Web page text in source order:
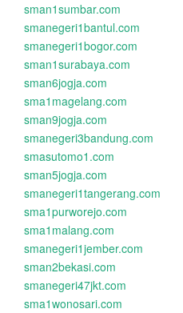
sman1sumbar.com
smanegeri1bantul.com
smanegeri1bogor.com
sman1surabaya.com
sman6jogja.com
sma1magelang.com
sman9jogja.com
smanegeri3bandung.com
smasutomo1.com
sman5jogja.com
smanegeri1tangerang.com
sma1purworejo.com
sma1malang.com
smanegeri1jember.com
sman2bekasi.com
smanegeri47jkt.com
sma1wonosari.com